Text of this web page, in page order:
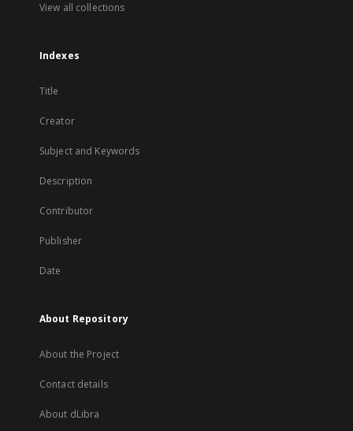
View all collections
Indexes
Title
Creator
Subject and Keywords
Description
Contributor
Publisher
Date
About Repository
About the Project
Contact details
About dLibra